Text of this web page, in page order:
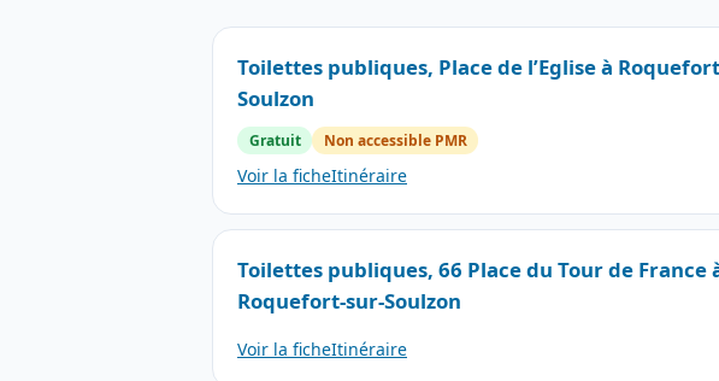
Toilettes publiques, Place de l’Eglise à
Soulzon
Gratuit Non accessible PMR
Voir la ficheItinéraire
Toilettes publiques, 66 Place du Tour de France
Roquefort-sur-Soulzon
Voir la ficheItinéraire